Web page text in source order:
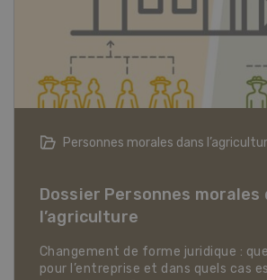
Articles biologiques
Dossier Articles biologiques